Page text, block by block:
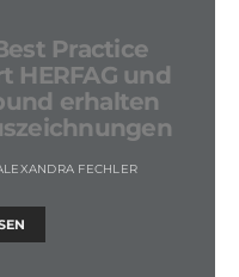
Practice
HERFAG und
erhalten
FECHLER